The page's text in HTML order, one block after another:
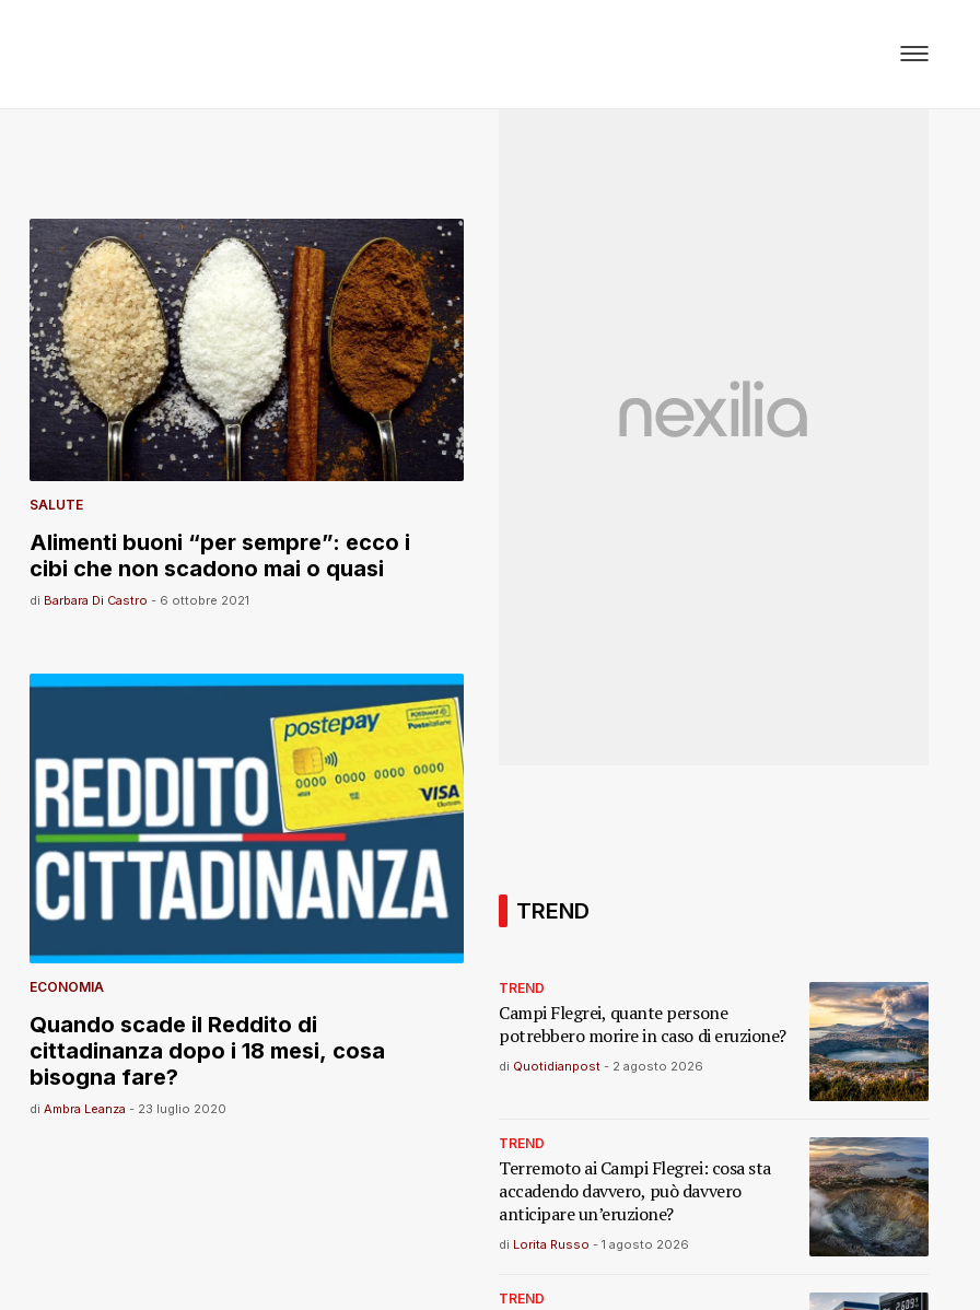
SALUTE
Alimenti buoni “per sempre”: ecco i
cibi che non scadono mai o quasi
di Barbara Di Castro - 6 ottobre 2021
ECONOMIA
Quando scade il Reddito di
cittadinanza dopo i 18 mesi, cosa
bisogna fare?
di Ambra Leanza - 23 luglio 2020
TREND
TREND
Campi Flegrei, quante persone
potrebbero morire in caso di eruzione?
di Quotidianpost - 2 agosto 2026
TREND
Terremoto ai Campi Flegrei: cosa sta
accadendo davvero, può davvero
anticipare un’eruzione?
di Lorita Russo - 1 agosto 2026
TREND